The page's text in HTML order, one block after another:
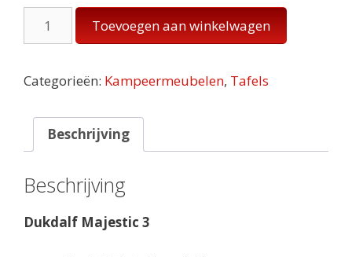
Majestic
Elegant
aantal
Toevoegen aan winkelwagen
Categorieën: Kampeermeubelen, Tafels
Beschrijving
Beschrijving
Dukdalf Majestic 3